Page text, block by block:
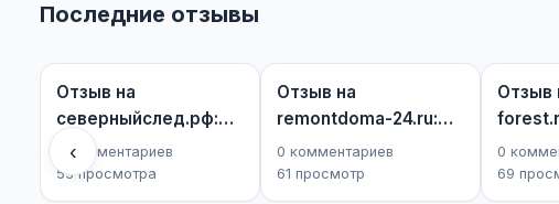
Последние отзывы
‹
Отзыв на
северныйслед.рф:
Минус 350 тысяч и
п...
0 комментариев
53 просмотра
Отзыв на
remontdoma-24.ru:
Минус 150 тысяч ру...
0 комментариев
61 просмотр
Отзыв
брус,
0
69